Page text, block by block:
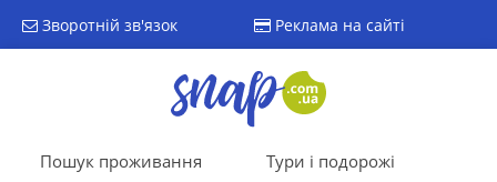
Зворотній зв'язок Реклама на сайті
Пошук проживання Тури і подорожі